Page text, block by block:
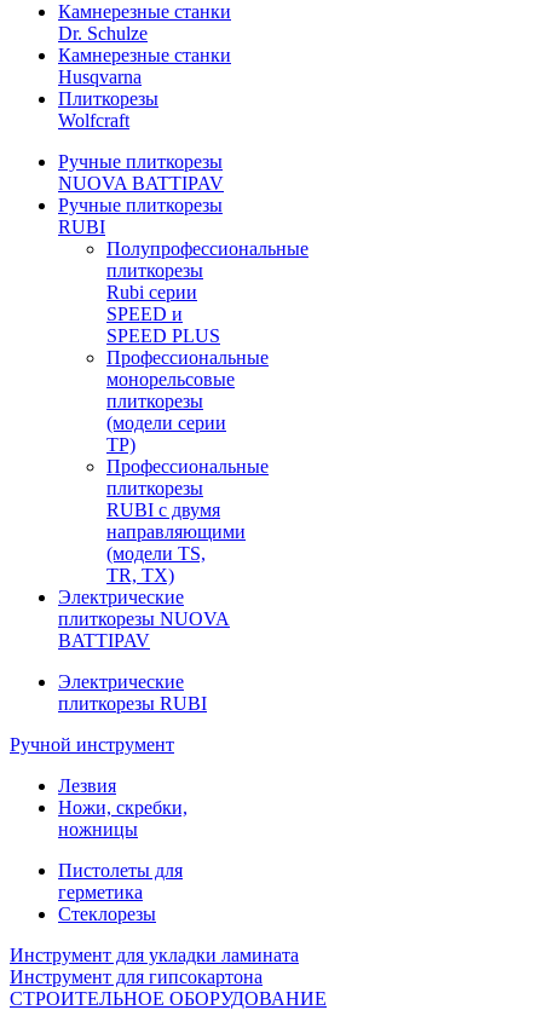
Камнерезные станки
Dr. Schulze
Камнерезные станки
Husqvarna
Плиткорезы
Wolfcraft
Ручные плиткорезы
NUOVA BATTIPAV
Ручные плиткорезы
RUBI
Полупрофессиональные
плиткорезы
Rubi серии
SPEED и
SPEED PLUS
Профессиональные
монорельсовые
плиткорезы
(модели серии
TP)
Профессиональные
плиткорезы
RUBI с двумя
направляющими
(модели TS,
TR, TX)
Электрические
плиткорезы NUOVA
BATTIPAV
Электрические
плиткорезы RUBI
Ручной инструмент
Лезвия
Ножи, скребки,
ножницы
Пистолеты для
герметика
Стеклорезы
Инструмент для укладки ламината
Инструмент для гипсокартона
СТРОИТЕЛЬНОЕ ОБОРУДОВАНИЕ